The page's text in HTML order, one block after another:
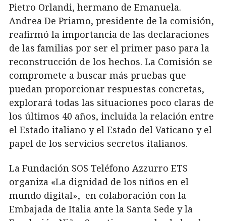
Pietro Orlandi, hermano de Emanuela.
Andrea De Priamo, presidente de la comisión,
reafirmó la importancia de las declaraciones
de las familias por ser el primer paso para la
reconstrucción de los hechos. La Comisión se
compromete a buscar más pruebas que
puedan proporcionar respuestas concretas,
explorará todas las situaciones poco claras de
los últimos 40 años, incluida la relación entre
el Estado italiano y el Estado del Vaticano y el
papel de los servicios secretos italianos.
La Fundación SOS Teléfono Azzurro ETS
organiza «La dignidad de los niños en el
mundo digital», en colaboración con la
Embajada de Italia ante la Santa Sede y la